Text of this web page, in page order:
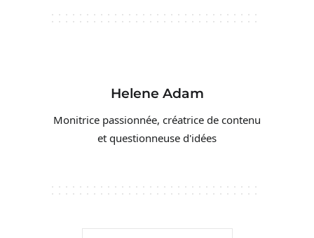
Helene Adam
Monitrice passionnée, créatrice de contenu
et questionneuse d'idées